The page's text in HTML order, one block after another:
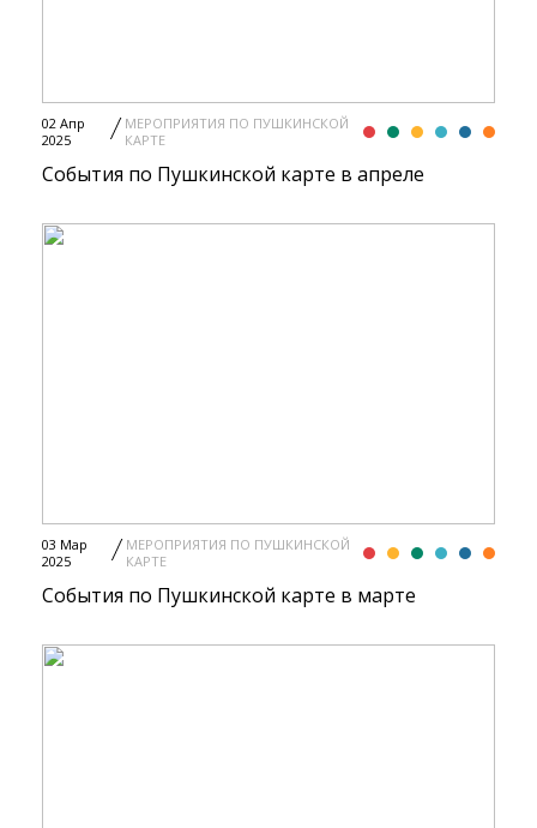
02 Апр
2025
МЕРОПРИЯТИЯ ПО ПУШКИНСКОЙ
КАРТЕ
События по Пушкинской карте в апреле
03 Мар
2025
МЕРОПРИЯТИЯ ПО ПУШКИНСКОЙ
КАРТЕ
События по Пушкинской карте в марте